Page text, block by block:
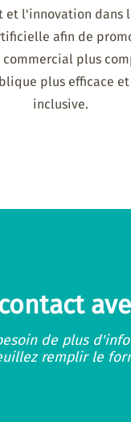
et l'innovation dans
afin de
plus
plus efficace
inclusive.
de plus
remplir le